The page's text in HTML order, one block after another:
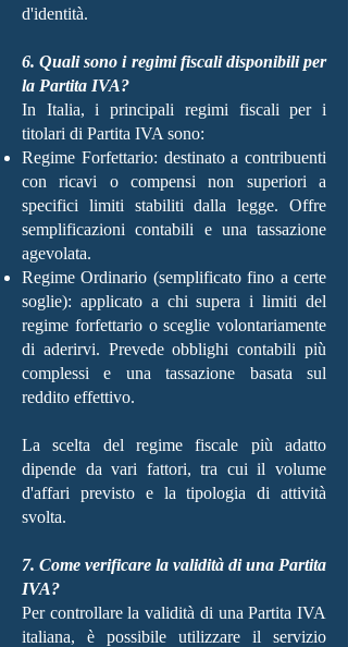
d'identità.
6. Quali sono i regimi fiscali disponibili per
la Partita IVA?
In Italia, i principali regimi fiscali per i
titolari di Partita IVA sono:
Regime Forfettario: destinato a contribuenti
con ricavi o compensi non superiori a
specifici limiti stabiliti dalla legge. Offre
semplificazioni contabili e una tassazione
agevolata.
Regime Ordinario (semplificato fino a certe
soglie): applicato a chi supera i limiti del
regime forfettario o sceglie volontariamente
di aderirvi. Prevede obblighi contabili più
complessi e una tassazione basata sul
reddito effettivo.
La scelta del regime fiscale più adatto
dipende da vari fattori, tra cui il volume
d'affari previsto e la tipologia di attività
svolta.
7. Come verificare la validità di una Partita
IVA?
Per controllare la validità di una Partita IVA
italiana, è possibile utilizzare il servizio